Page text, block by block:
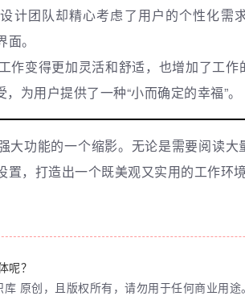
计团队却精心考虑了用户的个性化需
。
作变得更加灵活和舒适，也增加了工
为用户提供了一种“小而确定的幸福”。
功能的一个缩影。无论是需要阅读
，打造出一个既美观又实用的工作环
呢？
原创，且版权所有，请勿用于任何商业用途